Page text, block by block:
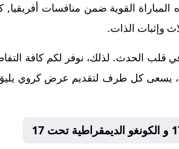
المباراة القوية ضمن منافسات أفريقيا,
وإثبات الذات.
الحدث. لذلك، نوفر لكم كافة
يسعى كل طرف لتقديم عرض كروي